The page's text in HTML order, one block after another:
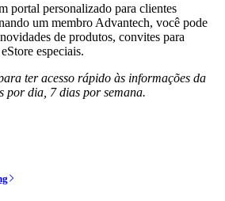
portal personalizado para clientes
um membro Advantech, você pode
de produtos, convites para
especiais.
ter acesso rápido às informações da
por dia, 7 dias por semana.